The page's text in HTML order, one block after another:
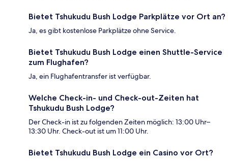
Bietet Tshukudu Bush Lodge Parkplätze vor Ort an?
Ja, es gibt kostenlose Parkplätze ohne Service.
Bietet Tshukudu Bush Lodge einen Shuttle-Service
zum Flughafen?
Ja, ein Flughafentransfer ist verfügbar.
Welche Check-in- und Check-out-Zeiten hat
Tshukudu Bush Lodge?
Der Check-in ist zu folgenden Zeiten möglich: 13:00 Uhr–
13:30 Uhr. Check-out ist um 11:00 Uhr.
Bietet Tshukudu Bush Lodge ein Casino vor Ort?